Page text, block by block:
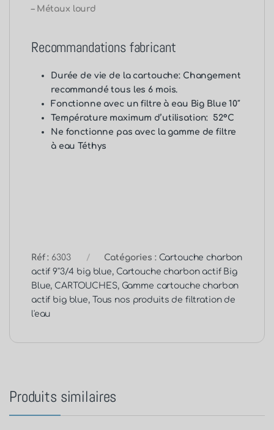
– Métaux lourd
Recommandations fabricant
Durée de vie de la cartouche: Changement
recommandé tous les 6 mois.
Fonctionne avec unfiltre à eau Big Blue 10″
Température maximum d’utilisation: 52°C
Ne fonctionne pas avec la gamme de filtre
à eau Téthys
Réf : 6303 Catégories : Cartouche charbon
actif 9''3/4 big blue, Cartouche charbon actif Big
Blue, CARTOUCHES, Gamme cartouche charbon
actif big blue,
Tous nos produits de filtration de
l'eau
Produits similaires